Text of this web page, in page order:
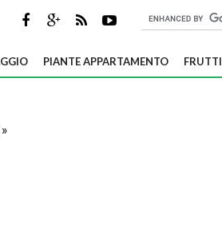
PIANTE APPARTAMENTO FRUTTI
»